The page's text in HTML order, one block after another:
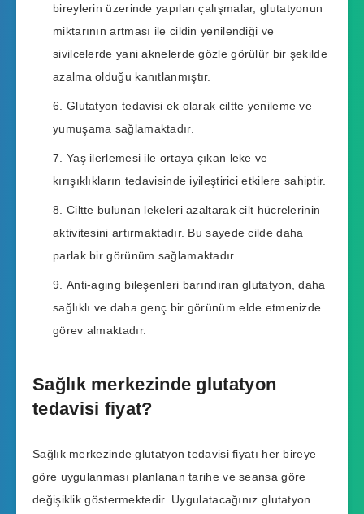
bireylerin üzerinde yapılan çalışmalar, glutatyonun
miktarının artması ile cildin yenilendiği ve
sivilcelerde yani aknelerde gözle görülür bir şekilde
azalma olduğu kanıtlanmıştır.
Glutatyon tedavisi ek olarak ciltte yenileme ve
yumuşama sağlamaktadır.
Yaş ilerlemesi ile ortaya çıkan leke ve
kırışıklıkların tedavisinde iyileştirici etkilere sahiptir.
Ciltte bulunan lekeleri azaltarak cilt hücrelerinin
aktivitesini artırmaktadır. Bu sayede cilde daha
parlak bir görünüm sağlamaktadır.
Anti-aging bileşenleri barındıran glutatyon, daha
sağlıklı ve daha genç bir görünüm elde etmenizde
görev almaktadır.
Sağlık merkezinde glutatyon
tedavisi fiyat?
Sağlık merkezinde glutatyon tedavisi fiyatı her bireye
göre uygulanması planlanan tarihe ve seansa göre
değişiklik göstermektedir. Uygulatacağınız glutatyon